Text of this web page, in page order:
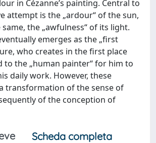
in Cézanne’s painting. Central to
attempt is the „ardour“ of the sun,
the „awfulness“ of its light.
emerges as the „first
who creates in the first place
to the „human painter“ for him to
daily work. However, these
transformation of the sense of
of the conception of
Scheda completa